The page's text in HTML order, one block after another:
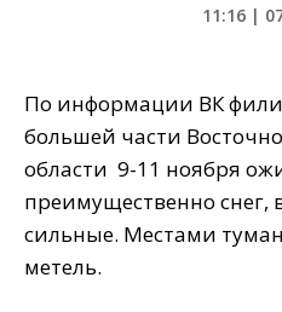
11:16 |
По информации ВК
большей части
области 9-11 ноября
преимущественно снег,
сильные. Местами
метель.